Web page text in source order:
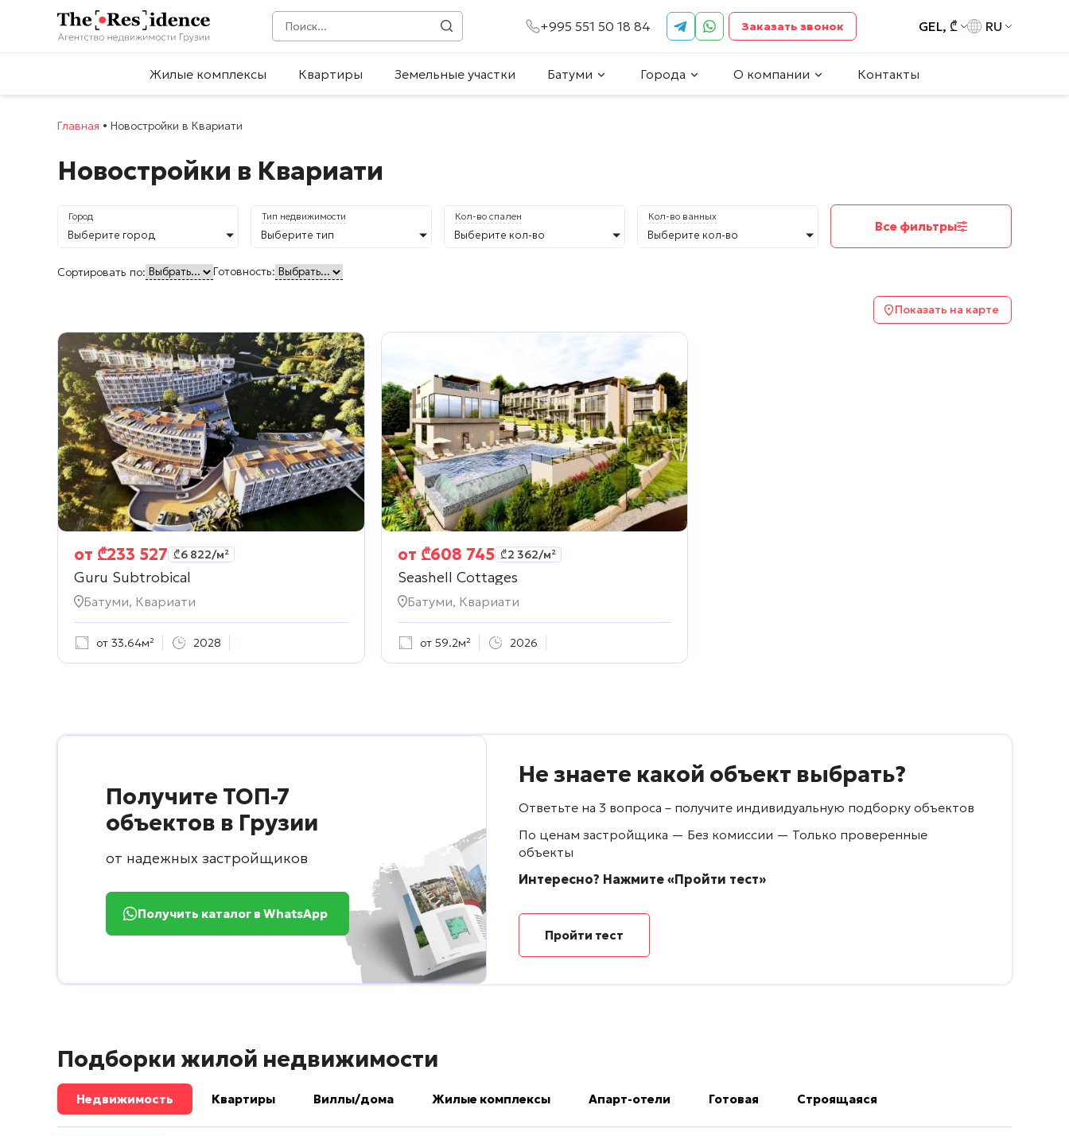
+995 551 50 18 84 Заказать звонок GEL, ₾ RU
Жилые комплексы Квартиры Земельные участки Батуми Города О компании Контакты
Главная • Новостройки в Квариати
Новостройки в Квариати
Город
Выберите город
Тип недвижимости
Выберите тип
Кол-во спален
Выберите кол-во
Кол-во ванных
Выберите кол-во
Все фильтры
Сортировать по: Готовность:
Показать на карте
от ₾233 527 ₾6 822/м²
Guru Subtrobical
Батуми, Квариати
от 33.64м² 2028
от ₾608 745 ₾2 362/м²
Seashell Cottages
Батуми, Квариати
от 59.2м² 2026
Получите ТОП-7
объектов в Грузии
от надежных застройщиков
Получить каталог в WhatsApp
Не знаете какой объект выбрать?
Ответьте на 3 вопроса – получите индивидуальную подборку объектов
По ценам застройщика — Без комиссии — Только проверенные
объекты
Интересно? Нажмите «Пройти тест»
Пройти тест
Подборки жилой недвижимости
Недвижимость Квартиры Виллы/дома Жилые комплексы Апарт-отели Готовая Строящаяся